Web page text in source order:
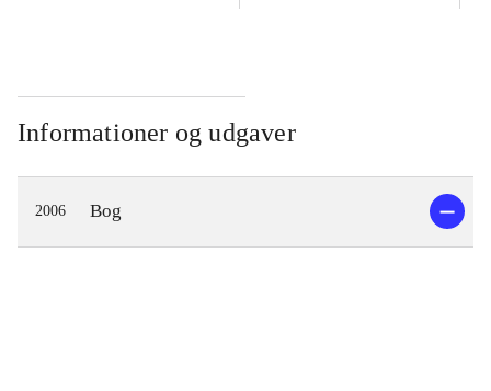
Informationer og udgaver
2006 Bog